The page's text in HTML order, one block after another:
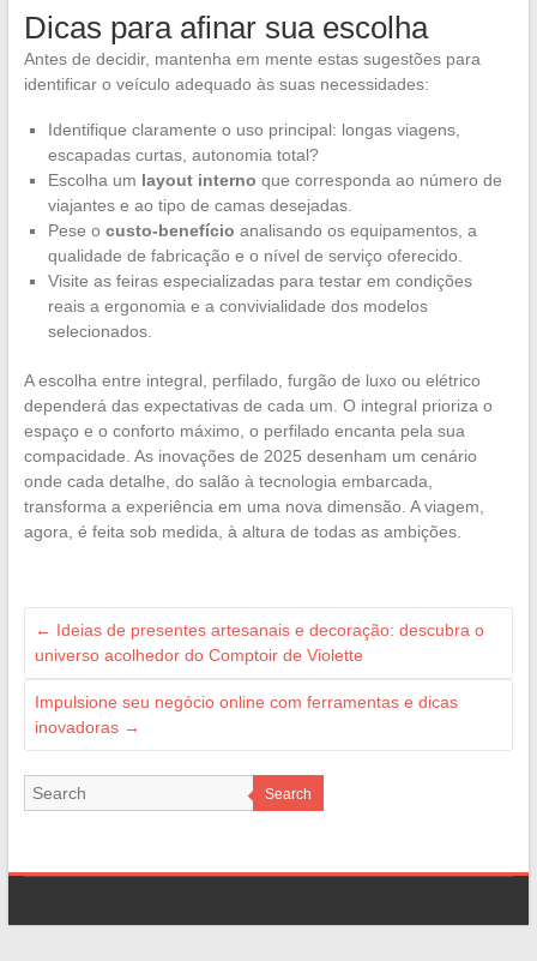
Dicas para afinar sua escolha
Antes de decidir, mantenha em mente estas sugestões para
identificar o veículo adequado às suas necessidades:
Identifique claramente o uso principal: longas viagens,
escapadas curtas, autonomia total?
Escolha um layout interno que corresponda ao número de
viajantes e ao tipo de camas desejadas.
Pese o custo-benefício analisando os equipamentos, a
qualidade de fabricação e o nível de serviço oferecido.
Visite as feiras especializadas para testar em condições
reais a ergonomia e a convivialidade dos modelos
selecionados.
A escolha entre integral, perfilado, furgão de luxo ou elétrico
dependerá das expectativas de cada um. O integral prioriza o
espaço e o conforto máximo, o perfilado encanta pela sua
compacidade. As inovações de 2025 desenham um cenário
onde cada detalhe, do salão à tecnologia embarcada,
transforma a experiência em uma nova dimensão. A viagem,
agora, é feita sob medida, à altura de todas as ambições.
← Ideias de presentes artesanais e decoração: descubra o
universo acolhedor do Comptoir de Violette
Impulsione seu negócio online com ferramentas e dicas
inovadoras →
Search